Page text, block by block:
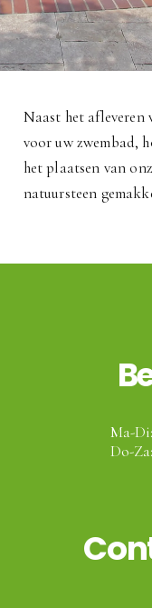
Naast het
voor uw zwembad,
het plaatsen van
natuursteen
Ma-
Do-